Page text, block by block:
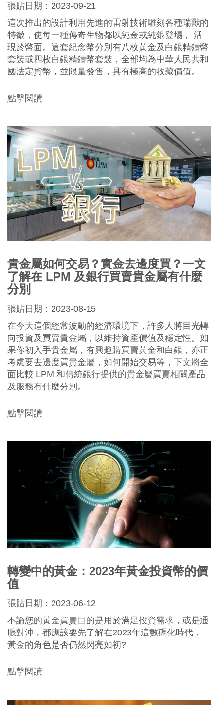
張貼日期：2023-09-21
這次推出的設計利用先進的雷射技術雕刻各種瑞獸的
特徵，使每一種傳奇生物都以純金或純銀登場， 活
現於幣面。這套紀念幣分別有八枚黃金及白銀精鑄幣
套裝或四枚白銀精鑄幣套裝，全部均為中華人民共和
國法定貨幣，並限量發售，具有極高的收藏價值。
點擊閱讀
貴金屬如何交易？實金去邊度買？一文
了解在 LPM 及銀行買賣貴金屬有什麼
分別
張貼日期：2023-08-15
在今天這個經常波動的經濟環境下，許多人將目光轉
向投資及買賣貴金屬，以維持資產價值及穩定性。如
果你初入手貴金屬，有興趣購買賣黃金和白銀，亦正
考慮要去邊度買貴金屬，如何開始交易等，下文將全
面比較 LPM 和傳統銀行提供的貴金屬買賣相關產品
及服務有什麼分別。
點擊閱讀
轉變中的黃金：2023年黃金投資幣的價
值
張貼日期：2023-06-12
不論您的黃金買賣目的是用於滿足投資需求，或是通
脹對沖，都應該要先了解在2023年這數碼化時代，
黃金的角色是否仍然閃亮如初?
點擊閱讀